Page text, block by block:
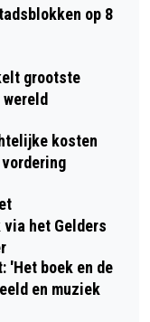
op 8
grootste
kosten
het Gelders
'Het boek en de
en muziek